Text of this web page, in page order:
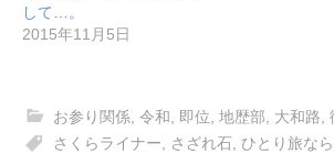
して…。
2015年11月5日
お参り関係 令和 即位 地歴部 大和路
さくらライナー
さざれ石 ひとり旅な